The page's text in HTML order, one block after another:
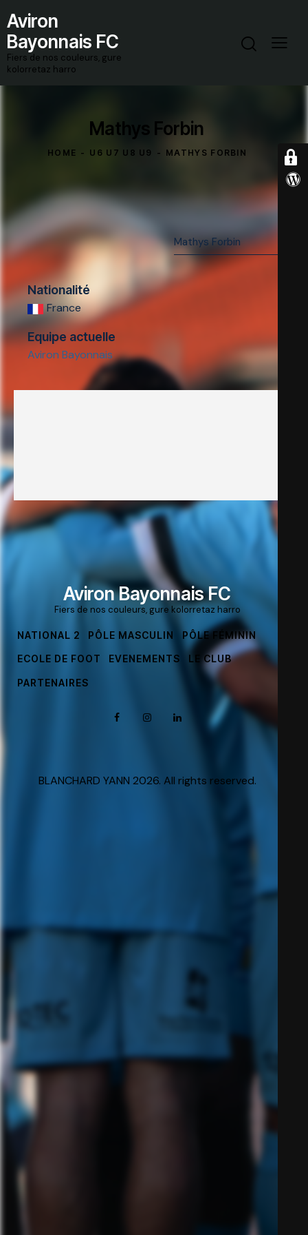
Aviron
Bayonnais FC
Fiers de nos couleurs, gure
kolorretaz harro
Mathys Forbin
HOME U6 U7 U8 U9 MATHYS FORBIN
Nationalité
France
Equipe actuelle
Aviron Bayonnais
Aviron Bayonnais FC
Fiers de nos couleurs, gure kolorretaz harro
NATIONAL 2 PÔLE MASCULIN PÔLE FÉMININ
ECOLE DE FOOT EVENEMENTS LE CLUB
PARTENAIRES
BLANCHARD YANN 2026. All rights reserved.